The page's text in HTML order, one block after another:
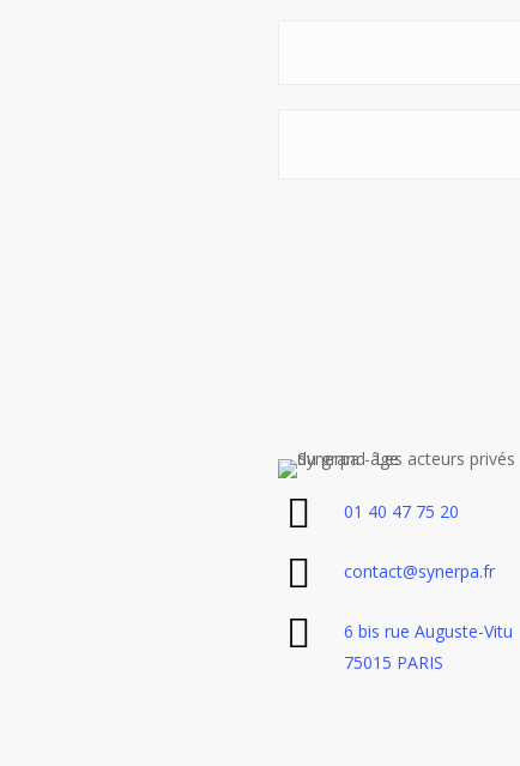
01 40 47 75 20
contact@synerpa.fr
6 bis rue Auguste-Vitu
75015 PARIS